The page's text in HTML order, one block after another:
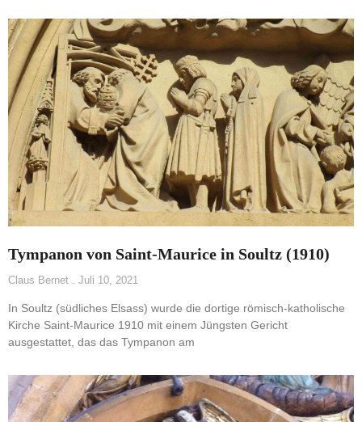
Tympanon von Saint-Maurice in Soultz (1910)
Claus Bernet Juli 10, 2021
In Soultz (südliches Elsass) wurde die dortige römisch-katholische
Kirche Saint-Maurice 1910 mit einem Jüngsten Gericht
ausgestattet, das das Tympanon am